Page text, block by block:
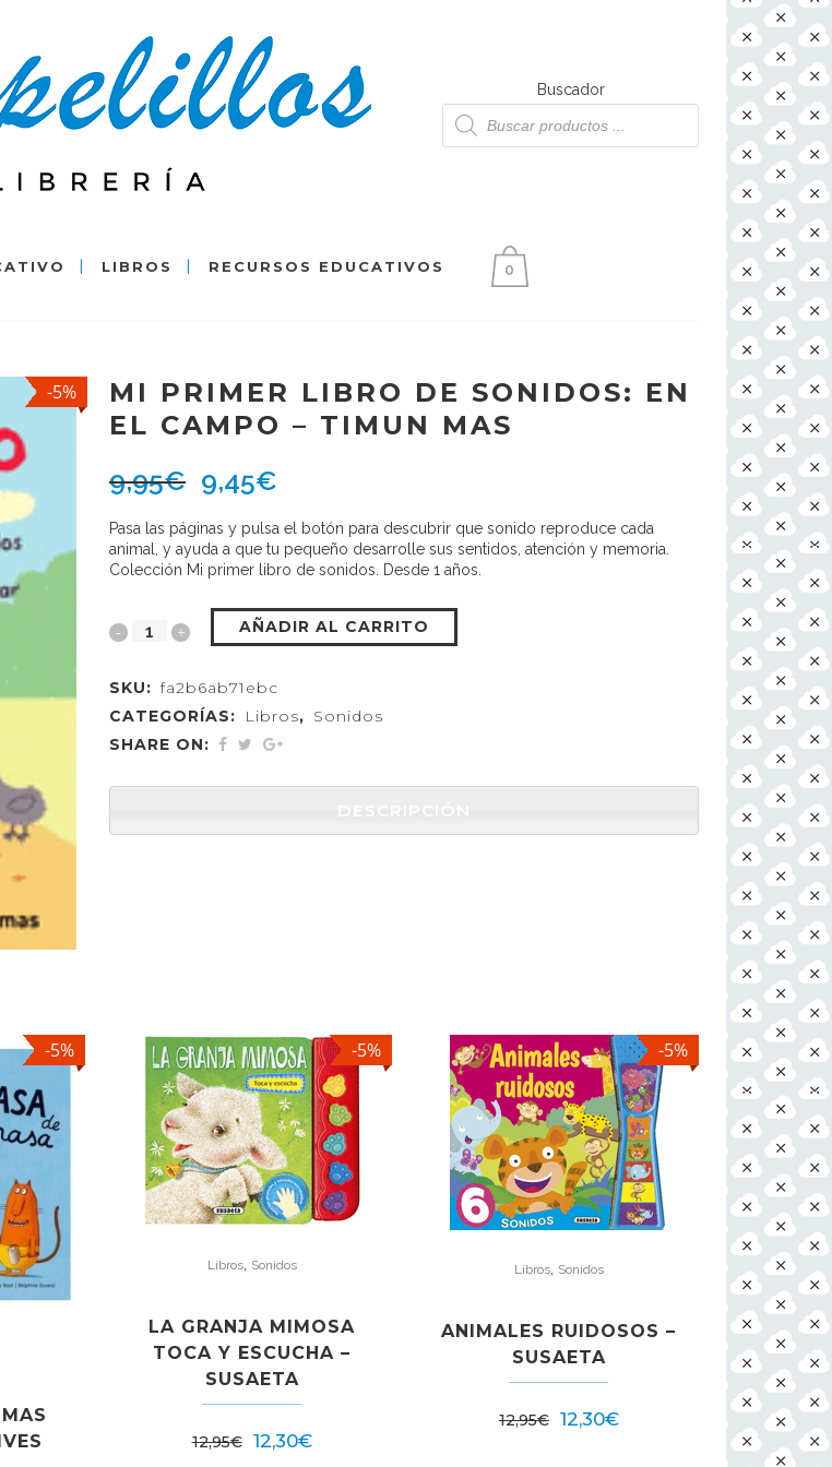
Buscador
Búsqueda
de
productos
LIBROS RECURSOS EDUCATIVOS 0
-5%
MI PRIMER LIBRO DE SONIDOS: EN
EL CAMPO – TIMUN MAS
9,95€ 9,45€
Pasa las páginas y pulsa el botón para descubrir que sonido reproduce cada
animal, y ayuda a que tu pequeño desarrolle sus sentidos, atención y memoria.
Colección Mi primer libro de sonidos. Desde 1 años.
AÑADIR AL CARRITO
SKU: fa2b6ab71ebc
CATEGORÍAS:
Libros, Sonidos
SHARE ON:
DESCRIPCIÓN
-5% -5%
Libros, Sonidos
LA GRANJA MIMOSA
TOCA Y ESCUCHA –
SUSAETA
12,95€ 12,30€
-5%
Libros, Sonidos
ANIMALES RUIDOSOS –
SUSAETA
12,95€ 12,30€